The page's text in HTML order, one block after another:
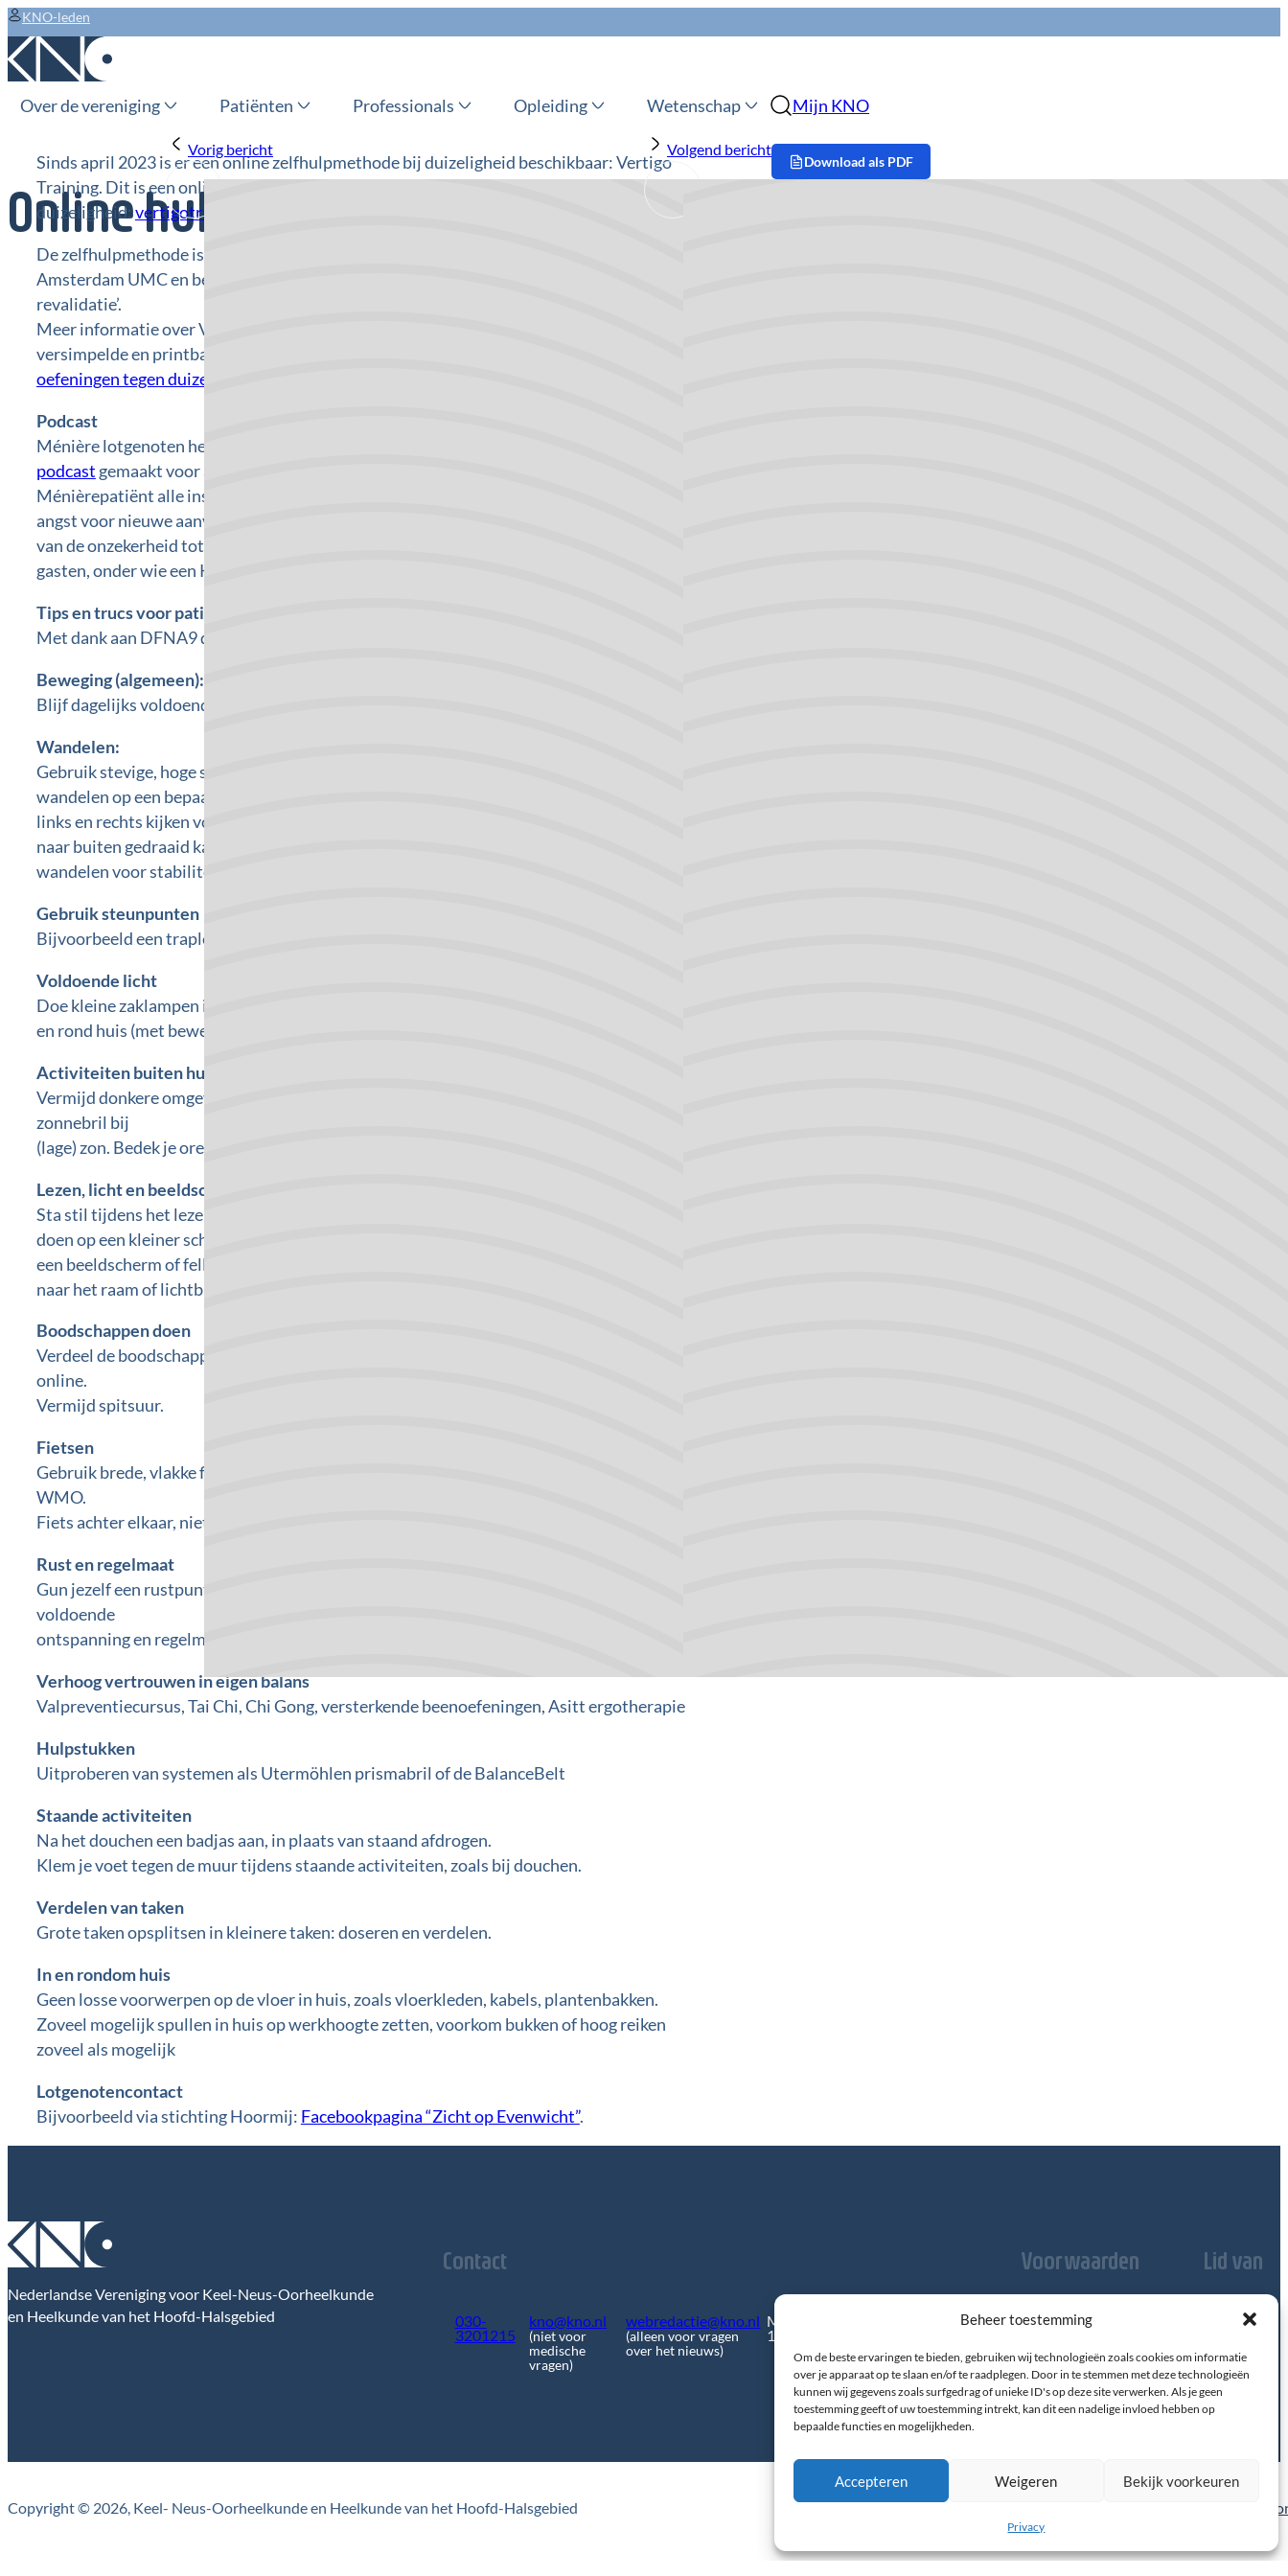
Beheer toestemming
Om de beste ervaringen te bieden, gebruiken wij technologieën zoals cookies om informatie
over je apparaat op te slaan en/of te raadplegen. Door in te stemmen met deze technologieën
kunnen wij gegevens zoals surfgedrag of unieke ID's op deze site verwerken. Als je geen
toestemming geeft of uw toestemming intrekt, kan dit een nadelige invloed hebben op
bepaalde functies en mogelijkheden.
Accepteren Weigeren Bekijk voorkeuren
Privacy
KNO-leden
Over de vereniging Patiënten Professionals Opleiding Wetenschap Mijn KNO
Online hulpmiddelen
Sinds april 2023 is er een online zelfhulpmethode bij duizeligheid beschikbaar: Vertigo
Training. Dit is een online, gratis zelfhulpmethode bij chronische
duizeligheid:vertigotraining.nl
De zelfhulpmethode is ontwikkeld door de afdeling Huisartsgeneeskunde van het
Amsterdam UMC en bevat oefeningen die behoren tot de behandeling ‘vestibulaire
revalidatie’.
Meer informatie over Vertigo Training is te vinden op de
versimpelde en printbare versie van de oefeningen beschreven op Thuisarts.nl:
oefeningen tegen duizeligheid
Podcast
Ménière lotgenoten hebben een
podcast gemaakt voor andere lotgenoten. Daarin bespreken
Ménièrepatiënt alle ins en outs rondom de aandoening. Van de
angst voor nieuwe aanvallen tot de omgang met de omgeving en
van de onzekerheid tot het dagelijkse ongemak. Ook ontvangen zij
gasten, onder wie een KNO-arts.
Tips en trucs voor patiënten met evenwichtsuitval
Met dank aan DFNA9 dag, MUMC + en Bernd Vermorken.
Beweging (algemeen):
Blijf dagelijks voldoende bewegen. Bijv. met behulp van de app ‘Ommetje’.
Wandelen:
Gebruik stevige, hoge schoenen. Gebruik vlakke, brede en schone wandelpaden. Richt je bij
wandelen op een bepaald punt in de verte (bijvoorbeeld een lijn van de tegels). Neem bij het
links en rechts kijken voldoende tijd, niet te vlug. Een breed gangpatroon met voeten iets
naar buiten gedraaid kan wat meer steun geven. Zet een vinger tegen de muur tijdens het
wandelen voor stabiliteit.
Gebruik steunpunten
Bijvoorbeeld een trapleuning, inhaken bij partner, Nordic walking stokken.
Voldoende licht
Doe kleine zaklampen in je tas of jas. Gebruik een hoofdlamp, automatische verlichting in
en rond huis (met bewegingssensoren, ook onder het bed en onder de traptreden).
Activiteiten buiten huis (algemeen)
Vermijd donkere omgevingen, vermijd condities met veel wind. Gebruik een goede
zonnebril bij
(lage) zon. Bedek je oren bij koude wind op het oor.
Lezen, licht en beeldscherm
Sta stil tijdens het lezen. Bij moeite met lezen van een computerscherm, probeer dit te
doen op een kleiner scherm zoals een telefoon. Soms helpt een zonnebril bij het kijken naar
een beeldscherm of felle lichtbron. Probeer niet in het licht te kijken, ga daarom met de rug
naar het raam of lichtbron zitten.
Boodschappen doen
Verdeel de boodschappen over twee tassen, aan beide kanten één. Bestel boodschappen
online.
Vermijd spitsuur.
Fietsen
Gebruik brede, vlakke fietspaden, overweeg spiegel(s). Overweeg aanvraag driewielfiets via
WMO.
Fiets achter elkaar, niet naast elkaar.
Rust en regelmaat
Gun jezelf een rustpunt gedurende de dag, bijvoorbeeld gedurende 1 uur. Zorg voor
voldoende
ontspanning en regelmaat.
Verhoog vertrouwen in eigen balans
Valpreventiecursus, Tai Chi, Chi Gong, versterkende beenoefeningen, Asitt ergotherapie
Hulpstukken
Uitproberen van systemen als Utermöhlen prismabril of de BalanceBelt
Staande activiteiten
Na het douchen een badjas aan, in plaats van staand afdrogen.
Klem je voet tegen de muur tijdens staande activiteiten, zoals bij douchen.
Verdelen van taken
Grote taken opsplitsen in kleinere taken: doseren en verdelen.
In en rondom huis
Geen losse voorwerpen op de vloer in huis, zoals vloerkleden, kabels, plantenbakken.
Zoveel mogelijk spullen in huis op werkhoogte zetten, voorkom bukken of hoog reiken
zoveel als mogelijk
Lotgenotencontact
Bijvoorbeeld via stichting Hoormij: Facebookpagina “Zicht op Evenwicht”.
Download als PDF
Vorig bericht Volgend bericht
Nederlandse Vereniging voor Keel-Neus-Oorheelkunde
en Heelkunde van het Hoofd-Halsgebied
Contact
030-
3201215
kno@kno.nl
(niet voor
medische
vragen)
webredactie@kno.nl
(alleen voor vragen
over het nieuws)
Mercatorlaan
1200
Utrecht
Voorwaarden Lid van
Copyright © 2026, Keel- Neus-Oorheelkunde en Heelkunde van het Hoofd-Halsgebied